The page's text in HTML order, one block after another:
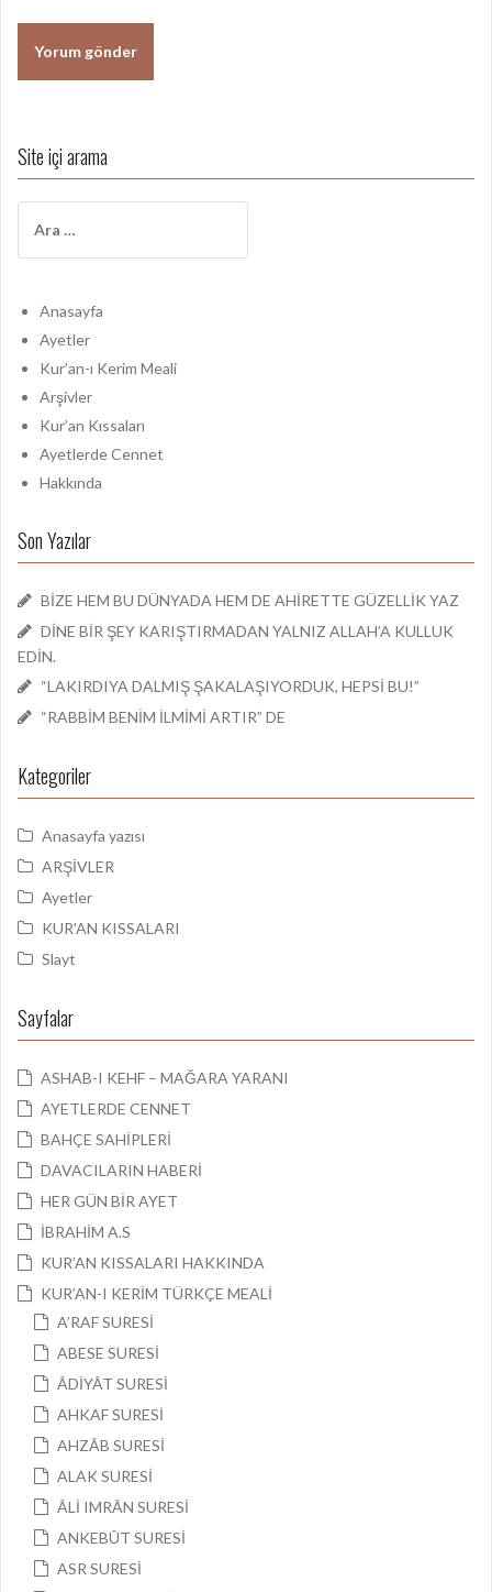
Site içi arama
a
a
Anasayfa
Ayetler
Kur’an-ı Kerim Meali
Arşivler
Kur’an Kıssaları
Ayetlerde Cennet
Hakkında
Son Yazılar
BİZE HEM BU DÜNYADA HEM DE AHİRETTE GÜZELLİK YAZ
DİNE BİR ŞEY KARIŞTIRMADAN YALNIZ ALLAH’A KULLUK
EDİN.
“LAKIRDIYA DALMIŞ ŞAKALAŞIYORDUK, HEPSİ BU!”
“RABBİM BENİM İLMİMİ ARTIR” DE
Kategoriler
Anasayfa yazısı
ARŞİVLER
Ayetler
KUR'AN KISSALARI
Slayt
Sayfalar
ASHAB-I KEHF – MAĞARA YARANI
AYETLERDE CENNET
BAHÇE SAHİPLERİ
DAVACILARIN HABERİ
HER GÜN BİR AYET
İBRAHİM A.S
KUR’AN KISSALARI HAKKINDA
KUR’AN-I KERİM TÜRKÇE MEALİ
A’RAF SURESİ
ABESE SURESİ
ÂDİYÂT SURESİ
AHKAF SURESİ
AHZÂB SURESİ
ALAK SURESİ
ÂLİ IMRÂN SURESİ
ANKEBÛT SURESİ
ASR SURESİ